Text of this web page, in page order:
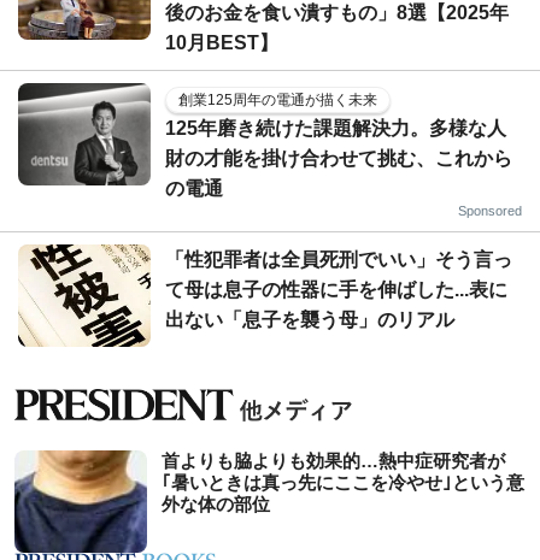
後のお金を食い潰すもの」8選【2025年
10月BEST】
創業125周年の電通が描く未来
125年磨き続けた課題解決力。多様な人
財の才能を掛け合わせて挑む、これから
の電通
Sponsored
「性犯罪者は全員死刑でいい」そう言っ
て母は息子の性器に手を伸ばした...表に
出ない「息子を襲う母」のリアル
首よりも脇よりも効果的…熱中症研究者が
｢暑いときは真っ先にここを冷やせ｣という意
外な体の部位